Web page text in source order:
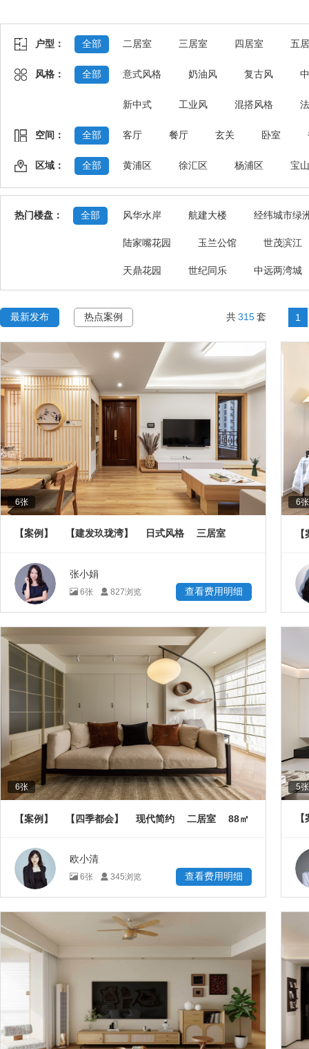
户型： 全部 二居室 三居室 四居室 五
风格： 全部 意式风格 奶油风 复古风
新中式 工业风 混搭风格
空间： 全部 客厅 餐厅 玄关 卧室
区域： 全部 黄浦区 徐汇区 杨浦区 宝
热门楼盘： 全部 风华水岸 航建大楼 经纬城市绿
陆家嘴花园 玉兰公馆 世茂滨江
天鼎花园 世纪同乐 中远两湾城
最新发布 热点案例 1
共 315 套
6张
【案例】 【建发玖珑湾】 日式风格 三居室
张小娟
6张 827浏览 查看费用明细
6张
6张
【案例】 【四季都会】 现代简约 二居室 88㎡
欧小清
6张 345浏览 查看费用明细
5张